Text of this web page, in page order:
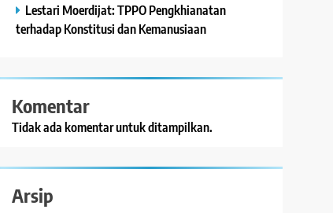
Lestari Moerdijat: TPPO Pengkhianatan
terhadap Konstitusi dan Kemanusiaan
Komentar
Tidak ada komentar untuk ditampilkan.
Arsip